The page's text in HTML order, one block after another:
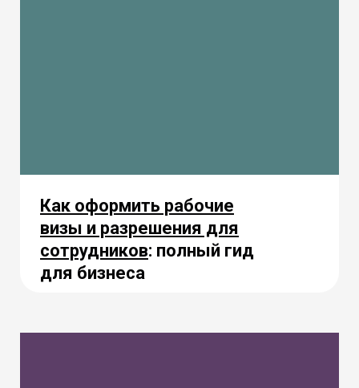
Как оформить рабочие
визы и разрешения для
сотрудников: полный гид
для бизнеса